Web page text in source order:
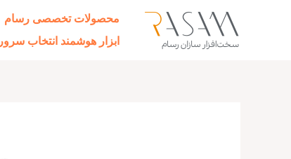
محصولات تخصصی رسام
ابزار هوشمند انتخاب سرور HPE